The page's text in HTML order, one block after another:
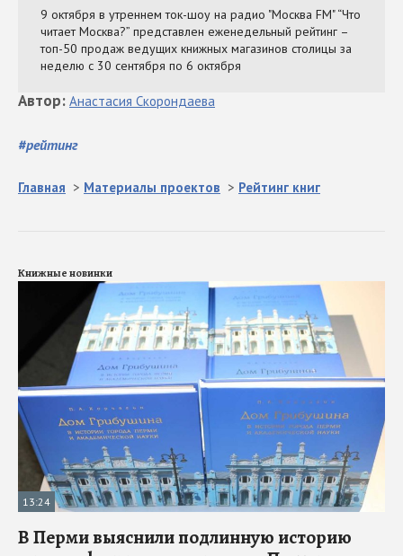
#рейтинг
Автор: Анастасия Скорондаева
Главная > Материалы проектов > Рейтинг книг
Книжные новинки
13:24
В Перми выяснили подлинную историю